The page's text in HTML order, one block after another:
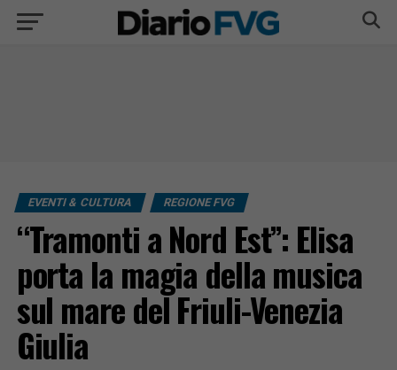
EVENTI & CULTURA REGIONE FVG
“Tramonti a Nord Est”: Elisa
porta la magia della musica
sul mare del Friuli-Venezia
Giulia